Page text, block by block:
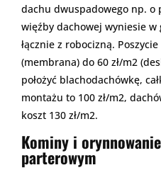
dachu dwuspadowego np. o
więźby dachowej wyniesie w
łącznie z robocizną.
(membrana) do 60 zł/m2
położyć blachodachówkę,
montażu to 100 zł/m2,
koszt 130 zł/m2.
Kominy i
parterowym